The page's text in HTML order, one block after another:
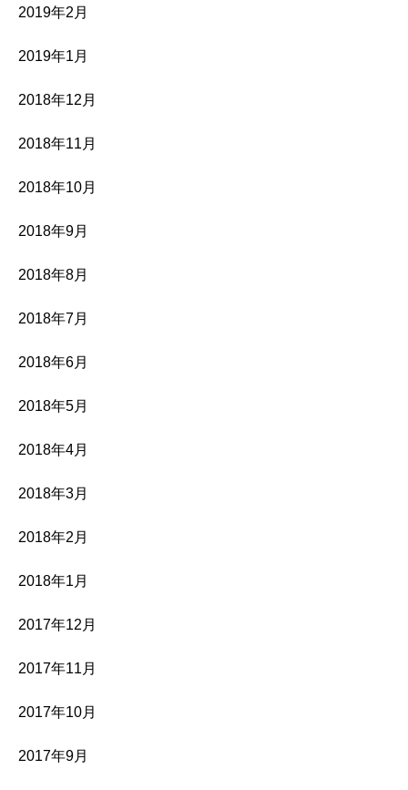
2019年2月
2019年1月
2018年12月
2018年11月
2018年10月
2018年9月
2018年8月
2018年7月
2018年6月
2018年5月
2018年4月
2018年3月
2018年2月
2018年1月
2017年12月
2017年11月
2017年10月
2017年9月